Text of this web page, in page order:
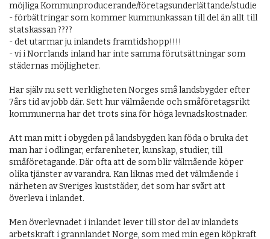
möjliga Kommunproducerande/företagsunderlättande/studie
- förbättringar som kommer kummunkassan till del än allt till
statskassan ????
- det utarmar ju inlandets framtidshopp!!!!
- vi i Norrlands inland har inte samma förutsättningar som
städernas möjligheter.
Har själv nu sett verkligheten Norges små landsbygder efter
7års tid av jobb där. Sett hur välmående och småföretagsrikt
kommunerna har det trots sina för höga levnadskostnader.
Att man mitt i obygden på landsbygden kan föda o bruka det
man har i odlingar, erfarenheter, kunskap, studier, till
småföretagande. Där ofta att de som blir välmående köper
olika tjänster av varandra. Kan liknas med det välmående i
närheten av Sveriges kuststäder, det som har svårt att
överleva i inlandet.
Men överlevnadet i inlandet lever till stor del av inlandets
arbetskraft i grannlandet Norge, som med min egen köpkraft